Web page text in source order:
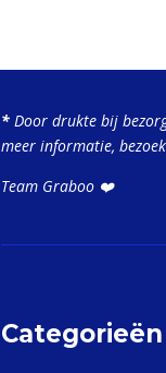
* Door drukte bij
meer informatie,
Team Graboo ❤️
Categorieën